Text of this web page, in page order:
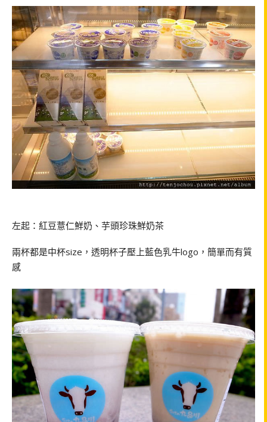
左起：紅豆薏仁鮮奶、芋頭珍珠鮮奶茶
兩杯都是中杯size ，透明杯子壓上藍色乳牛logo ，簡單而有質
感